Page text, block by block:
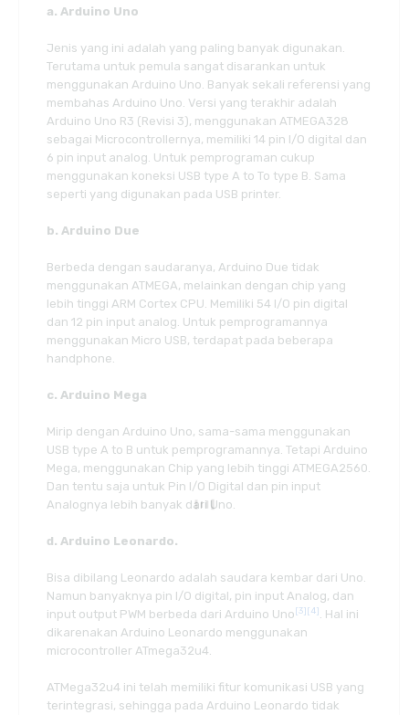
a. Arduino Uno
Jenis yang ini adalah yang paling banyak digunakan.
Terutama untuk pemula sangat disarankan untuk
menggunakan Arduino Uno. Banyak sekali referensi yang
membahas Arduino Uno. Versi yang terakhir adalah
Arduino Uno R3 (Revisi 3), menggunakan ATMEGA328
sebagai Microcontrollernya, memiliki 14 pin I/O digital dan
6 pin input analog. Untuk pemprograman cukup
menggunakan koneksi USB type A to To type B. Sama
seperti yang digunakan pada USB printer.
b. Arduino Due
Berbeda dengan saudaranya, Arduino Due tidak
menggunakan ATMEGA, melainkan dengan chip yang
lebih tinggi ARM Cortex CPU. Memiliki 54 I/O pin digital
dan 12 pin input analog. Untuk pemprogramannya
menggunakan Micro USB, terdapat pada beberapa
handphone.
c. Arduino Mega
Mirip dengan Arduino Uno, sama-sama menggunakan
USB type A to B untuk pemprogramannya. Tetapi Arduino
Mega, menggunakan Chip yang lebih tinggi ATMEGA2560.
Dan tentu saja untuk Pin I/O Digital dan pin input
Analognya lebih banyak dari Uno.
d. Arduino Leonardo.
Bisa dibilang Leonardo adalah saudara kembar dari Uno.
Namun banyaknya pin I/O digital, pin input Analog, dan
input output PWM berbeda dari Arduino Uno[3][4]
. Hal ini
dikarenakan Arduino Leonardo menggunakan
microcontroller ATmega32u4.
ATMega32u4 ini telah memiliki fitur komunikasi USB yang
terintegrasi, sehingga pada Arduino Leonardo tidak